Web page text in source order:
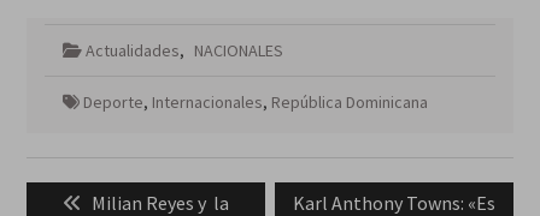
Actualidades, NACIONALES
Deporte, Internacionales, República Dominicana
Previous
Milian Reyes y la
Next
Karl Anthony Towns: «Es